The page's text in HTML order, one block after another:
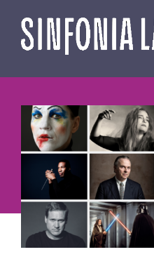
sisältöön